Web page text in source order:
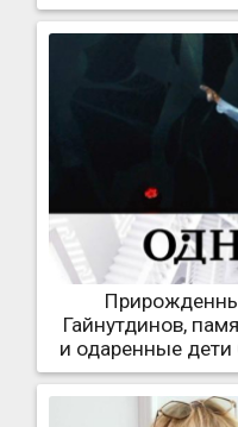
Гайнутдинов,
и одаренные дети